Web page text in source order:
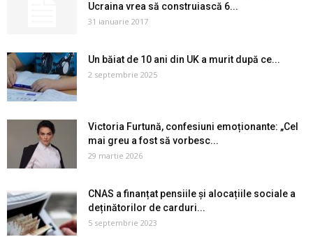
Ucraina vrea să construiască 6...
31 ianuarie 2017
Un băiat de 10 ani din UK a murit după ce...
2 septembrie 2025
Victoria Furtună, confesiuni emoționante: „Cel
mai greu a fost să vorbesc...
29 martie 2026
CNAS a finanțat pensiile și alocațiile sociale a
deținătorilor de carduri...
5 septembrie 2023